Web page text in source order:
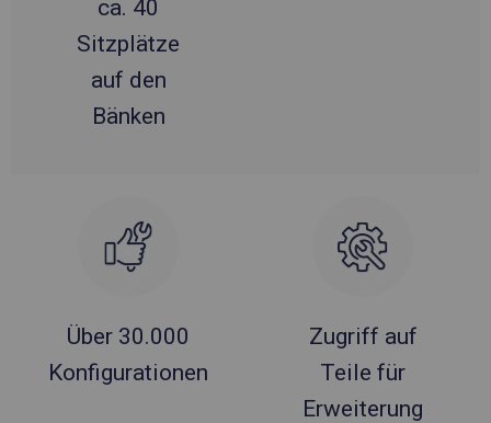
ca. 40
Sitzplätze
auf den
Bänken
Über 30.000
Konfigurationen
Zugriff auf
Teile für
Erweiterung